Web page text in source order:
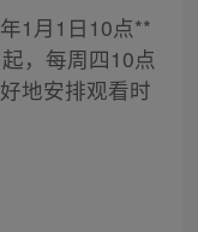
1月1日10点**
，每周四10点
地安排观看时